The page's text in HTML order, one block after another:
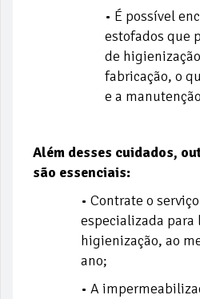
• É possível
estofados que
de
fabricação, o
e a
Além desses cuidados,
são essenciais:
• Contrate o
especializada para
higienização, ao
ano;
• A